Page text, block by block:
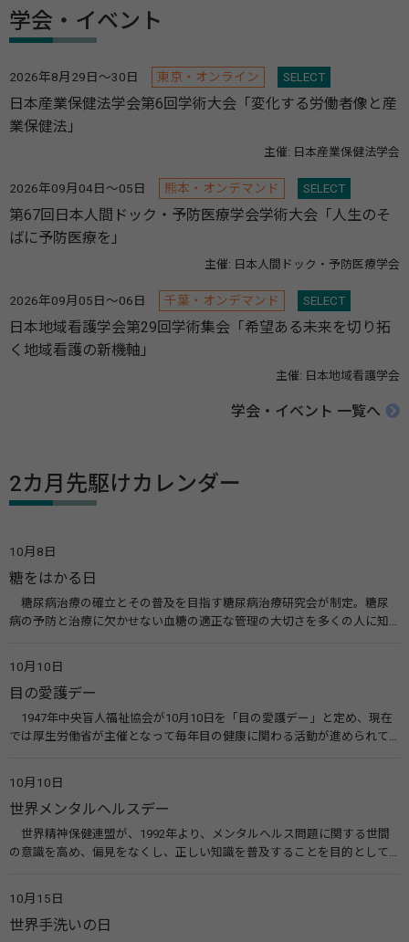
学会・イベント
2026年8月29日～30日 東京・オンライン SELECT
日本産業保健法学会第6回学術大会「変化する労働者像と産
業保健法」
主催: 日本産業保健法学会
2026年09月04日～05日 熊本・オンデマンド SELECT
第67回日本人間ドック・予防医療学会学術大会「人生のそ
ばに予防医療を」
主催: 日本人間ドック・予防医療学会
2026年09月05日～06日 千葉・オンデマンド SELECT
日本地域看護学会第29回学術集会「希望ある未来を切り拓
く地域看護の新機軸」
主催: 日本地域看護学会
学会・イベント 一覧へ
2カ月先駆けカレンダー
10月8日
糖をはかる日
糖尿病治療の確立とその普及を目指す糖尿病治療研究会が制定。糖尿
病の予防と治療に欠かせない血糖の適正な管理の大切さを多くの人に知
療研究会） 糖尿病ネットワーク
10月10日
目の愛護デー
1947年中央盲人福祉協会が10月10日を「目の愛護デー」と定め、現在
では厚生労働省が主催となって毎年目の健康に関わる活動が進められて
会）
10月10日
世界メンタルヘルスデー
世界精神保健連盟が、1992年より、メンタルヘルス問題に関する世間
の意識を高め、偏見をなくし、正しい知識を普及することを目的として、
す。 関連リンク 世界メンタルヘルスデー（厚生労働省） 働く人のメンタ
ルヘルス・ポータルサイト「こころの耳」（厚生労働省）
10月15日
世界手洗いの日